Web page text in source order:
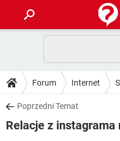
GRY
SPOTIFY
INSTAGRAM
PORADY
PlayStation
DO POBRANIA
ANDROID
FORUM
Forum Internet
Poprzedni Temat
Relacje z instagrama